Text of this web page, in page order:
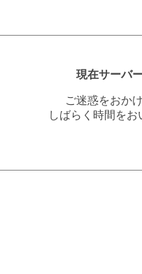
現在サーバ
ご迷惑をおか
しばらく時間を